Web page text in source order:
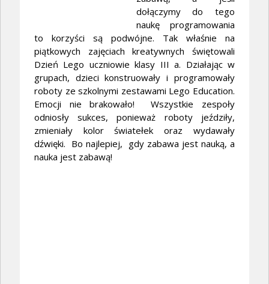
dołączymy do tego
naukę programowania
to korzyści są podwójne. Tak właśnie na
piątkowych zajęciach kreatywnych świętowali
Dzień Lego uczniowie klasy III a. Działając w
grupach, dzieci konstruowały i programowały
roboty ze szkolnymi zestawami Lego Education.
Emocji nie brakowało! Wszystkie zespoły
odniosły sukces, ponieważ roboty jeździły,
zmieniały kolor światełek oraz wydawały
dźwięki. Bo najlepiej, gdy zabawa jest nauką, a
nauka jest zabawą!